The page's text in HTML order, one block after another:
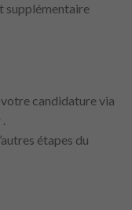
supplémentaire
candidature via
étapes du